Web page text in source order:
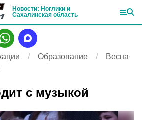
Новости: Ноглики и
Сахалинская область
Образование
Весна
с музыкой